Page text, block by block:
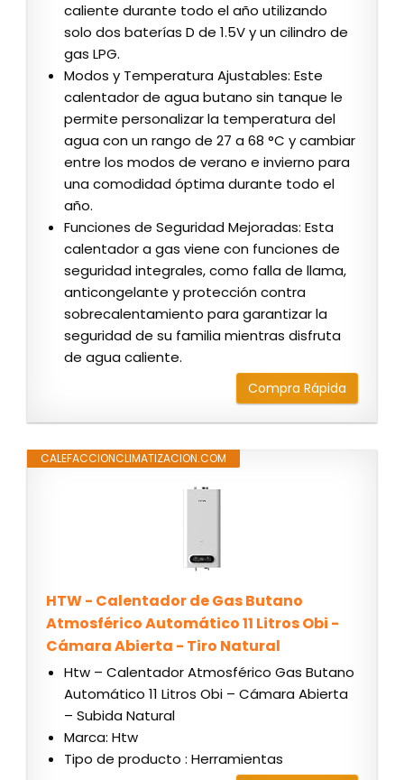
caliente durante todo el año utilizando
solo dos baterías D de 1.5V y un cilindro de
gas LPG.
Modos y Temperatura Ajustables: Este
calentador de agua butano sin tanque le
permite personalizar la temperatura del
agua con un rango de 27 a 68 °C y cambiar
entre los modos de verano e invierno para
una comodidad óptima durante todo el
año.
Funciones de Seguridad Mejoradas: Esta
calentador a gas viene con funciones de
seguridad integrales, como falla de llama,
anticongelante y protección contra
sobrecalentamiento para garantizar la
seguridad de su familia mientras disfruta
de agua caliente.
Compra Rápida
CALEFACCIONCLIMATIZACION.COM
HTW - Calentador de Gas Butano
Atmosférico Automático 11 Litros Obi -
Cámara Abierta - Tiro Natural
Htw – Calentador Atmosférico Gas Butano
Automático 11 Litros Obi – Cámara Abierta
– Subida Natural
Marca: Htw
Tipo de producto : Herramientas